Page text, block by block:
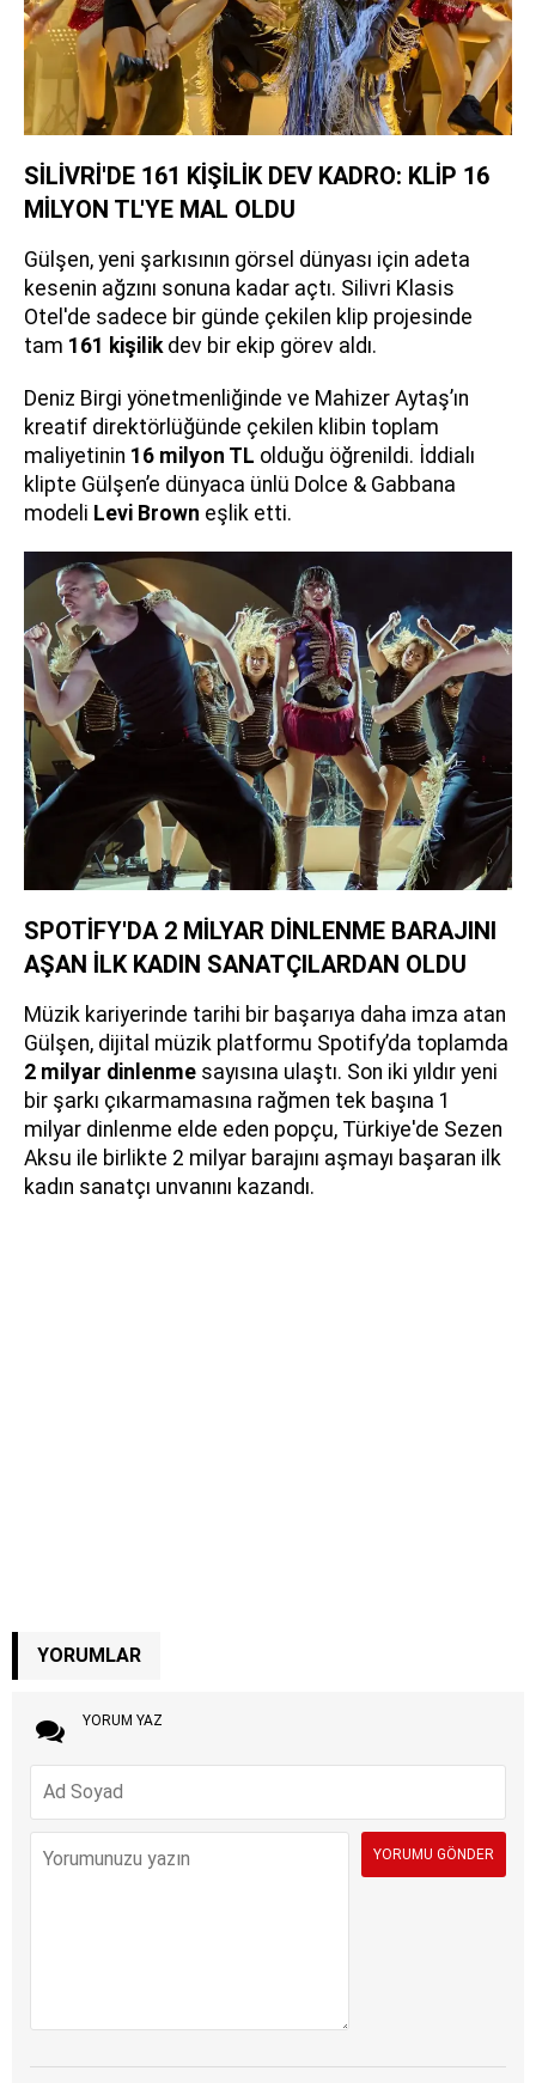
SİLİVRİ'DE 161 KİŞİLİK DEV KADRO: KLİP 16
MİLYON TL'YE MAL OLDU
Gülşen, yeni şarkısının görsel dünyası için adeta
kesenin ağzını sonuna kadar açtı. Silivri Klasis
Otel'de sadece bir günde çekilen klip projesinde
tam 161 kişilikdev bir ekip görev aldı.
Deniz Birgi yönetmenliğinde ve Mahizer Aytaş’ın
kreatif direktörlüğünde çekilen klibin toplam
maliyetinin 16 milyon TL olduğu öğrenildi. İddialı
klipte Gülşen’e dünyaca ünlü Dolce & Gabbana
modeli Levi Brown eşlik etti.
SPOTİFY'DA 2 MİLYAR DİNLENME BARAJINI
AŞAN İLK KADIN SANATÇILARDAN OLDU
Müzik kariyerinde tarihi bir başarıya daha imza atan
Gülşen, dijital müzik platformu Spotify’da toplamda
2 milyar dinlenme sayısına ulaştı. Son iki yıldır yeni
bir şarkı çıkarmamasına rağmen tek başına 1
milyar dinlenme elde eden popçu, Türkiye'de Sezen
Aksu ile birlikte 2 milyar barajını aşmayı başaran ilk
kadın sanatçı unvanını kazandı.
YORUMLAR
YORUM YAZ